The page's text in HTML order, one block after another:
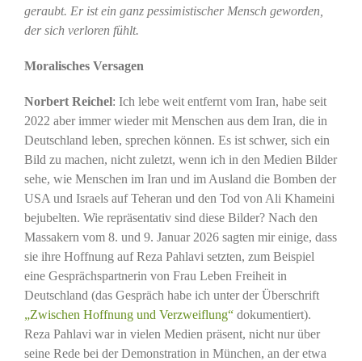
geraubt. Er ist ein ganz pessimistischer Mensch geworden,
der sich verloren fühlt.
Moralisches Versagen
Norbert Reichel: Ich lebe weit entfernt vom Iran, habe seit
2022 aber immer wieder mit Menschen aus dem Iran, die in
Deutschland leben, sprechen können. Es ist schwer, sich ein
Bild zu machen, nicht zuletzt, wenn ich in den Medien Bilder
sehe, wie Menschen im Iran und im Ausland die Bomben der
USA und Israels auf Teheran und den Tod von Ali Khameini
bejubelten. Wie repräsentativ sind diese Bilder? Nach den
Massakern vom 8. und 9. Januar 2026 sagten mir einige, dass
sie ihre Hoffnung auf Reza Pahlavi setzten, zum Beispiel
eine Gesprächspartnerin von Frau Leben Freiheit in
Deutschland (das Gespräch habe ich unter der Überschrift
„Zwischen Hoffnung und Verzweiflung“dokumentiert).
Reza Pahlavi war in vielen Medien präsent, nicht nur über
seine Rede bei der Demonstration in München, an der etwa